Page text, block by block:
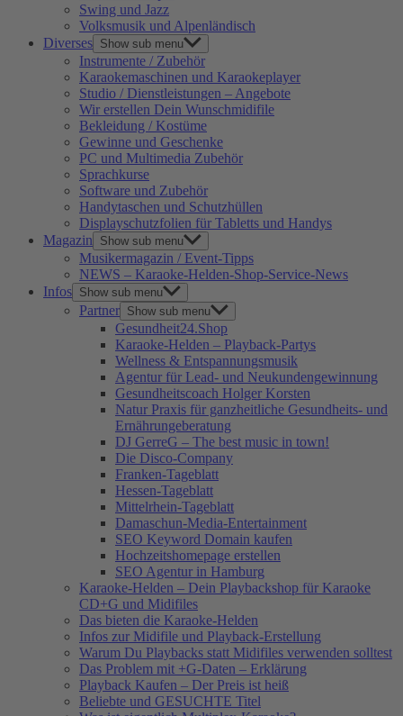
Swing und Jazz
Volksmusik und Alpenländisch
Diverses Show sub menu
Instrumente / Zubehör
Karaokemaschinen und Karaokeplayer
Studio / Dienstleistungen – Angebote
Wir erstellen Dein Wunschmidifile
Bekleidung / Kostüme
Gewinne und Geschenke
PC und Multimedia Zubehör
Sprachkurse
Software und Zubehör
Handytaschen und Schutzhüllen
Displayschutzfolien für Tabletts und Handys
Magazin
Show sub menu
Musikermagazin / Event-Tipps
NEWS – Karaoke-Helden-Shop-Service-News
Infos Show sub menu
Partner Show sub menu
Gesundheit24.Shop
Karaoke-Helden – Playback-Partys
Wellness & Entspannungsmusik
Agentur für Lead- und Neukundengewinnung
Gesundheitscoach Holger Korsten
Natur Praxis für ganzheitliche Gesundheits- und
Ernährungeberatung
DJ GerreG – The best music in town!
Die Disco-Company
Franken-Tageblatt
Hessen-Tageblatt
Mittelrhein-Tageblatt
Damaschun-Media-Entertainment
SEO Keyword Domain kaufen
Hochzeitshomepage erstellen
SEO Agentur in Hamburg
Karaoke-Helden – Dein Playbackshop für Karaoke
CD+G und Midifiles
Das bieten die Karaoke-Helden
Infos zur Midifile und Playback-Erstellung
Warum Du Playbacks statt Midifiles verwenden solltest
Das Problem mit +G-Daten – Erklärung
Playback Kaufen – Der Preis ist heiß
Beliebte und GESUCHTE Titel